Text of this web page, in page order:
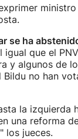
se ha
que el
y algunos de
no han
la izquierda
una reforma
los jueces.